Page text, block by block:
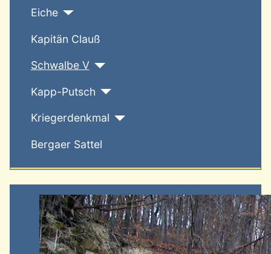
Eiche
Kapitän Clauß
Schwalbe V
Kapp-Putsch
Kriegerdenkmal
Bergaer Sattel